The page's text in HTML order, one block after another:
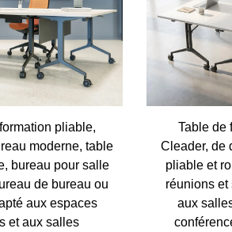
pliable,
moderne, table
bureau pour salle
de bureau ou
aux espaces
et aux salles
Table de
Cleader, de
pliable et
réunions et
aux